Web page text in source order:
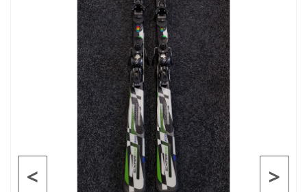
>
<